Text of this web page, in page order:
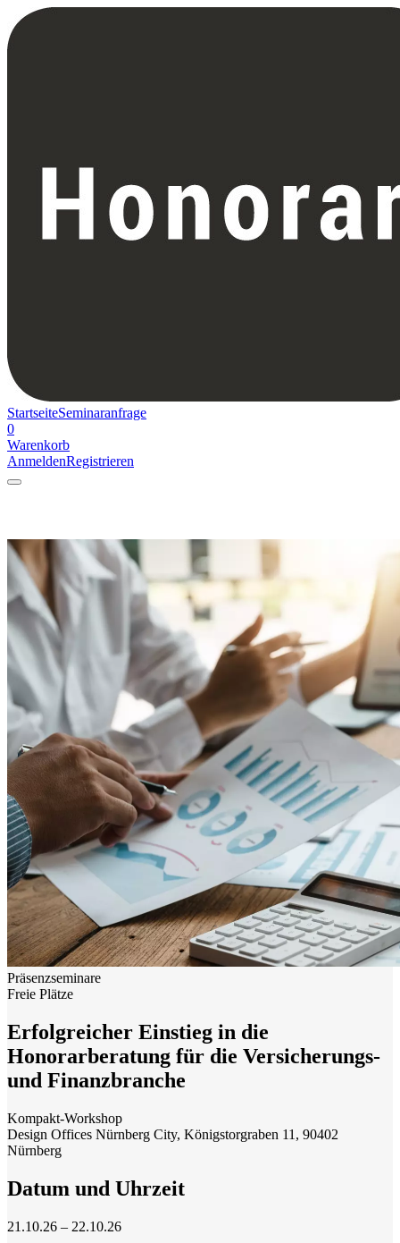
StartseiteSeminaranfrage
0
Warenkorb
AnmeldenRegistrieren
Präsenzseminare
Freie Plätze
Erfolgreicher Einstieg in die
Honorarberatung für die Versicherungs-
und Finanzbranche
Kompakt-Workshop
Design Offices Nürnberg City, Königstorgraben 11, 90402
Nürnberg
Datum und Uhrzeit
21.10.26 – 22.10.26